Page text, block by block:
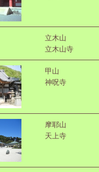
立木山
立木山寺
甲山
神呪寺
摩耶山
天上寺